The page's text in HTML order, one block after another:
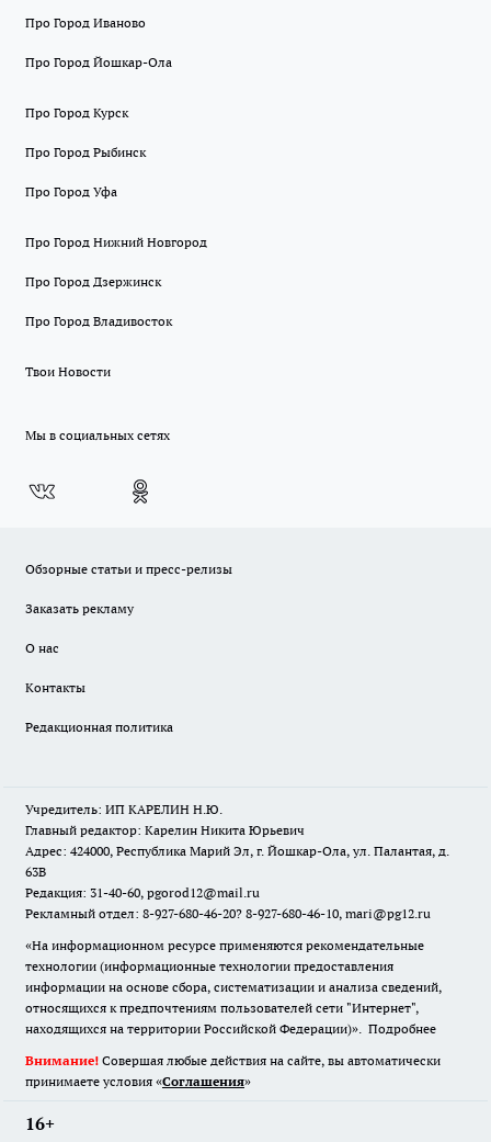
Про Город Иваново
Про Город Йошкар-Ола
Про Город Курск
Про Город Рыбинск
Про Город Уфа
Про Город Нижний Новгород
Про Город Дзержинск
Про Город Владивосток
Твои Новости
Мы в социальных сетях
Обзорные статьи и пресс-релизы
Заказать рекламу
О нас
Контакты
Редакционная политика
Учредитель: ИП КАРЕЛИН Н.Ю.
Главный редактор: Карелин Никита Юрьевич
Адрес: 424000, Республика Марий Эл, г. Йошкар-Ола, ул. Палантая, д.
63В
Редакция: 31-40-60, pgorod12@mail.ru
Рекламный отдел: 8-927-680-46-20? 8-927-680-46-10, mari@pg12.ru
«На информационном ресурсе применяются рекомендательные
технологии (информационные технологии предоставления
информации на основе сбора, систематизации и анализа сведений,
относящихся к предпочтениям пользователей сети "Интернет",
находящихся на территории Российской Федерации)». Подробнее
Внимание! Совершая любые действия на сайте, вы автоматически
принимаете условия «Cоглашения»
16+